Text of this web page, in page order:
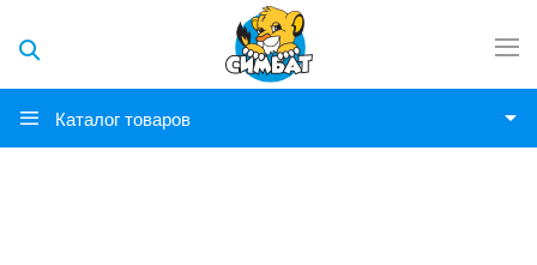
Каталог товаров